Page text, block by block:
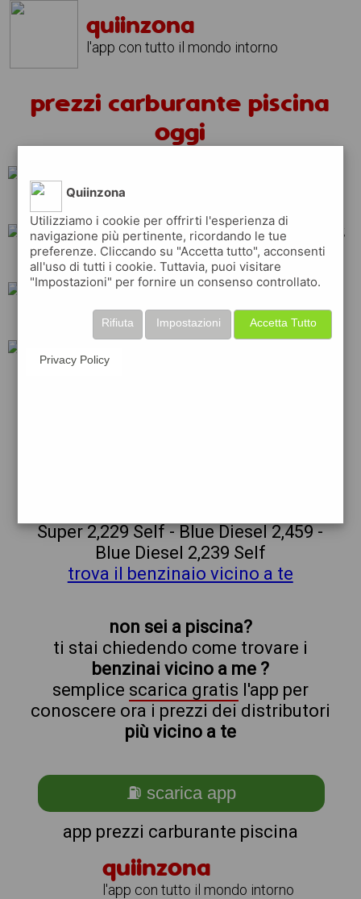
quiinzona
l'app con tutto il mondo intorno
prezzi carburante piscina
oggi
total repsol
esso q8
Super 2,229 Self - Blue Diesel 2,459 -
Blue Diesel 2,239 Self
trova il benzinaio vicino a te
non sei a piscina?
ti stai chiedendo come trovare i
benzinai vicino a me ?
semplice scarica gratis l'app per
conoscere ora i prezzi dei distributori
più vicino a te
⛽ scarica app
app prezzi carburante piscina
quiinzona
l'app con tutto il mondo intorno
Quiinzona
Utilizziamo i cookie per offrirti l'esperienza di
navigazione più pertinente, ricordando le tue
preferenze. Cliccando su "Accetta tutto", acconsenti
all'uso di tutti i cookie. Tuttavia, puoi visitare
"Impostazioni" per fornire un consenso controllato.
Accetta Tutto
Impostazioni
Rifiuta
Privacy Policy